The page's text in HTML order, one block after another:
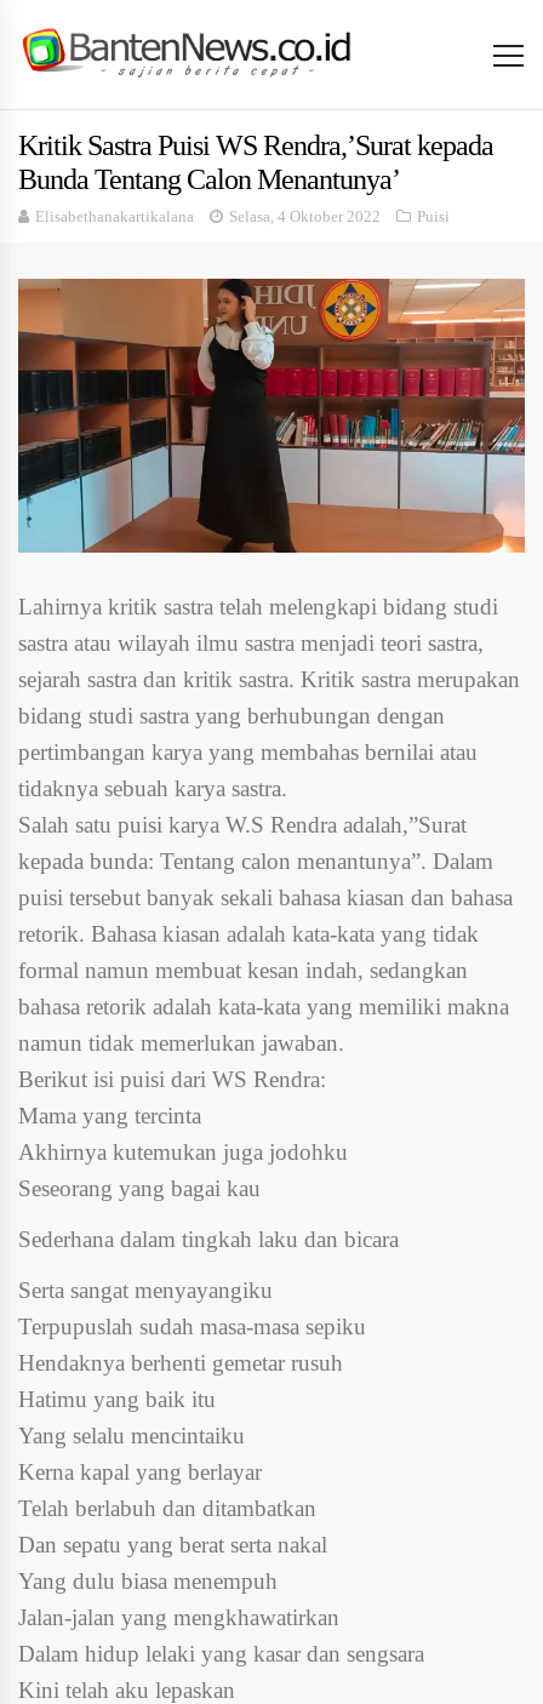
Kritik Sastra Puisi WS Rendra,’Surat kepada
Bunda Tentang Calon Menantunya’
Elisabethanakartikalana Selasa, 4 Oktober 2022 Puisi
Lahirnya kritik sastra telah melengkapi bidang studi
sastra atau wilayah ilmu sastra menjadi teori sastra,
sejarah sastra dan kritik sastra. Kritik sastra merupakan
bidang studi sastra yang berhubungan dengan
pertimbangan karya yang membahas bernilai atau
tidaknya sebuah karya sastra.
Salah satu puisi karya W.S Rendra adalah,”Surat
kepada bunda: Tentang calon menantunya”. Dalam
puisi tersebut banyak sekali bahasa kiasan dan bahasa
retorik. Bahasa kiasan adalah kata-kata yang tidak
formal namun membuat kesan indah, sedangkan
bahasa retorik adalah kata-kata yang memiliki makna
namun tidak memerlukan jawaban.
Berikut isi puisi dari WS Rendra:
Mama yang tercinta
Akhirnya kutemukan juga jodohku
Seseorang yang bagai kau
Sederhana dalam tingkah laku dan bicara
Serta sangat menyayangiku
Terpupuslah sudah masa-masa sepiku
Hendaknya berhenti gemetar rusuh
Hatimu yang baik itu
Yang selalu mencintaiku
Kerna kapal yang berlayar
Telah berlabuh dan ditambatkan
Dan sepatu yang berat serta nakal
Yang dulu biasa menempuh
Jalan-jalan yang mengkhawatirkan
Dalam hidup lelaki yang kasar dan sengsara
Kini telah aku lepaskan